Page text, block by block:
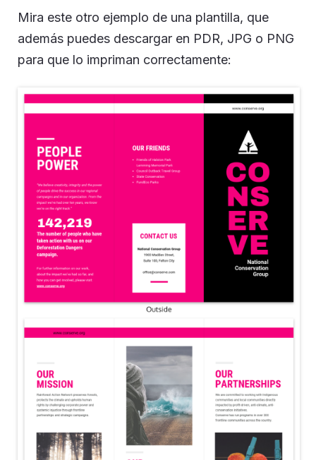
Mira este otro ejemplo de una plantilla, que
además puedes descargar en PDR, JPG o PNG
para que lo impriman correctamente: